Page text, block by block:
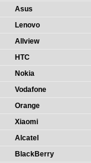
Asus
Lenovo
Allview
HTC
Nokia
Vodafone
Orange
Xiaomi
Alcatel
BlackBerry